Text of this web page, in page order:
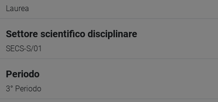
Laurea
Settore scientifico disciplinare
SECS-S/01
Periodo
3° Periodo